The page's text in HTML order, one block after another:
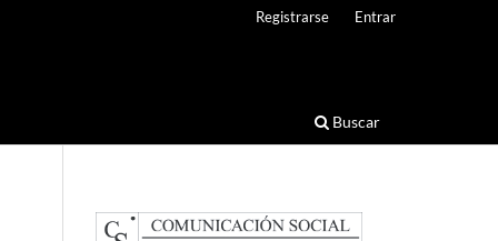
Buscar
Registrarse Entrar